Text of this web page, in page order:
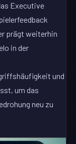
Executive
prägt weiterhin
in der
und
um das
neu zu